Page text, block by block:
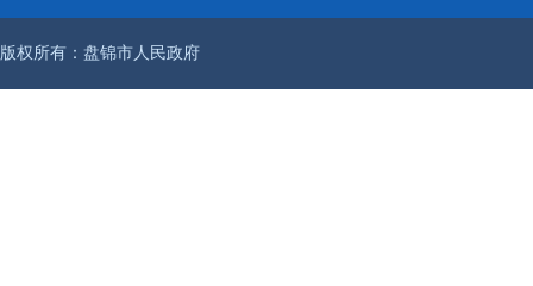
版权所有：盘锦市人民政府